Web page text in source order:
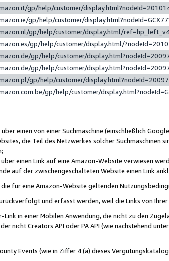
gp/help/customer/
gp/help/customer/
gp/help/customer/display.html/
gp/help/customer/display.html/
gp/help/customer/
gp/help/customer/
gp/help/customer/
gp/help/customer/
einen von einer Suchmaschine (einschließlich
die Teil des Netzwerkes solcher Suchmaschinen
einen Link auf eine Amazon-Website verwiesen
auf der zwischengeschalteten Website einen Link
für eine Amazon-Website geltenden
und erfasst werden, weil die Links von
in einer Mobilen Anwendung, die nicht zu den
nicht Creators API oder PA API (wie nachstehend
Events (wie in Ziffer 4 (a) dieses